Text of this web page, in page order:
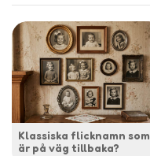
Klassiska flicknamn som
är på väg tillbaka?